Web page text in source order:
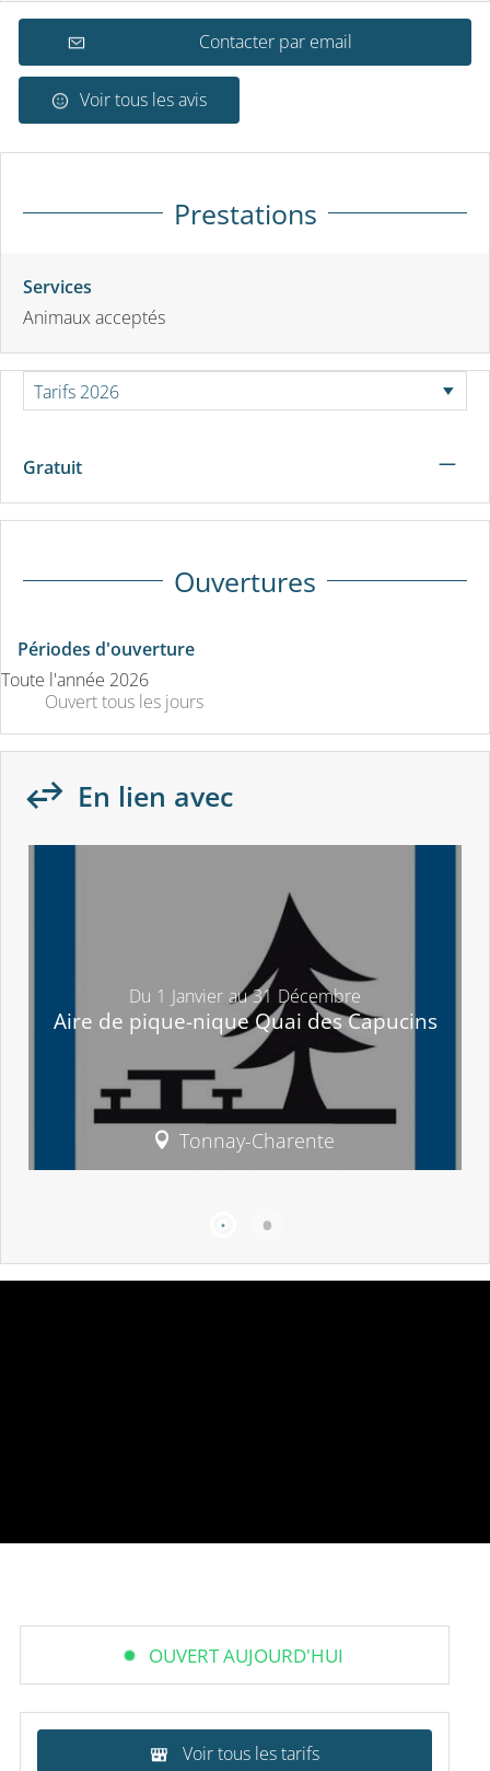
Contacter par email
Voir tous les avis
Prestations
Services
Animaux acceptés
Gratuit —
Ouvertures
Périodes d'ouverture
Toute l'année 2026
Ouverttous les jours
En lien avec
Du 1 Janvier au 31 Décembre
Aire de pique-nique Quai des Capucins
Tonnay-Charente
OUVERT AUJOURD'HUI
Voir tous les tarifs